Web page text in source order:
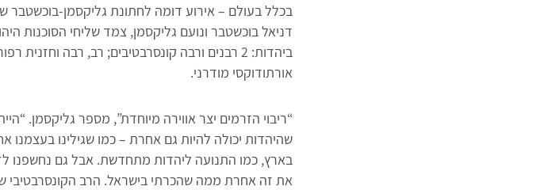
בכלל בעולם – אירוע דומה לחתונת גליקסמן-
דניאל בוכשטבר ונועם גליקסמן, צמד שליחי הסוכנות
ביהדות: 2 רבנים ורבה קונסרבטיבים; רב, רבה
אורתודוקסי מודרני.
“ריבוי הזרמים יצר אווירה מיוחדת”, מספר גליקסמן.
שהיהדות יכולה להיות גם אחרת – כמו שגילינו בעצמנו
בארץ, כמו התנועה ליהדות מתחדשת. אבל גם נחשפנו
את זה אחרת ממה שהכרתי בישראל. הרב הקונסרבטיבי